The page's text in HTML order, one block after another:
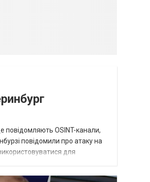
повідомляють OSINT-канали,
повідомили про атаку на
для